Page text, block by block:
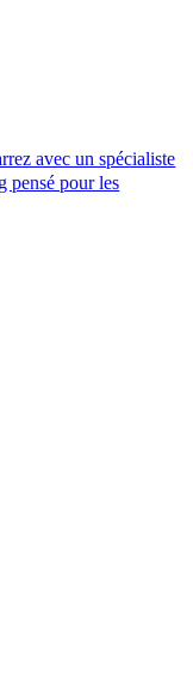
avec un spécialiste
pensé pour les